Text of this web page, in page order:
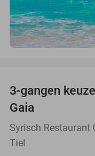
3-gangen
Gaia
Syrisch Restaurant
Tiel